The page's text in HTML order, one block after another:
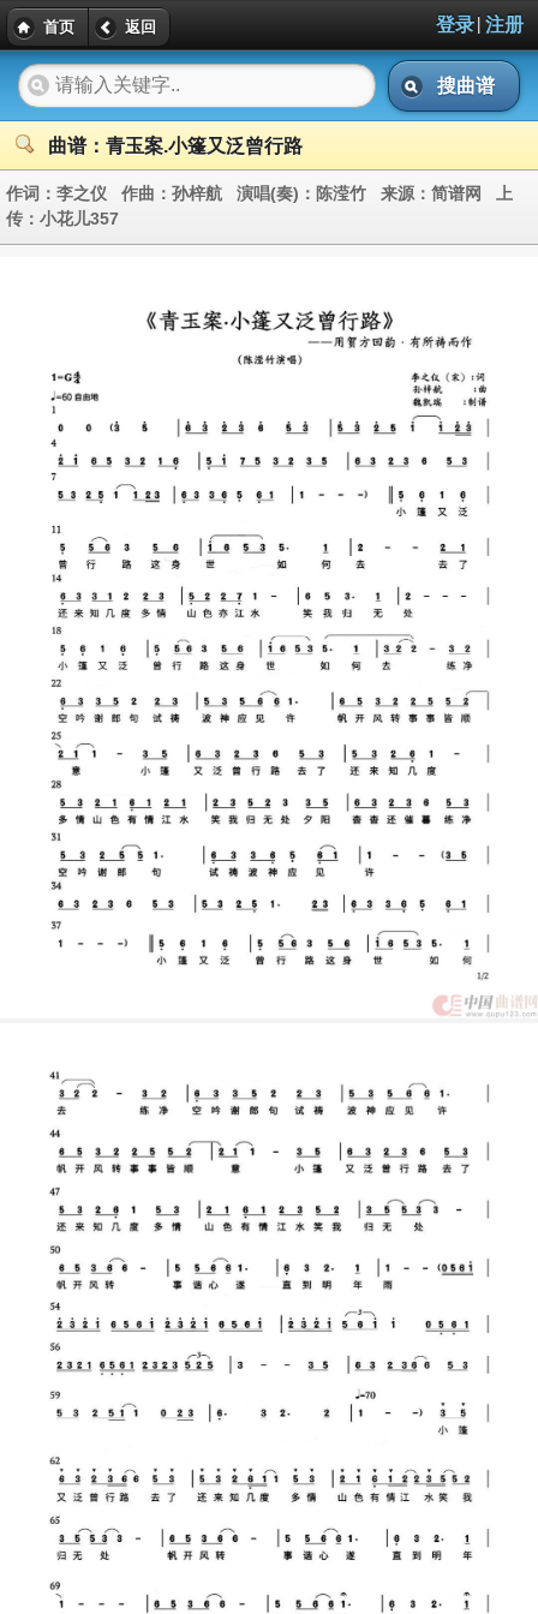
首页 返回 登录| 注册
搜曲谱
曲谱：青玉案.小篷又泛曾行路
作词： 李之仪 作曲： 孙梓航 演唱(奏)： 陈滢竹 来源： 简谱网 上
传： 小花儿357